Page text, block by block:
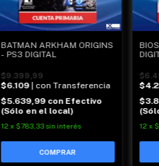
BATMAN ARKHAM ORIGINS
- PS3 DIGITAL
$9.399,99
$6.109 | con Transferencia
$5.639,99 con Efectivo
(Sólo en el local)
12 x $783,33 sin interés 12 x